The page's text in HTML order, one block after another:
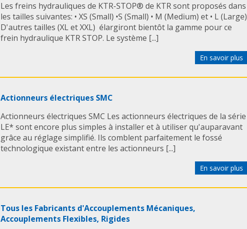
Les freins hydrauliques de KTR-STOP® de KTR sont proposés dans
les tailles suivantes: • XS (Small) •S (Small) • M (Medium) et • L (Large)
D'autres tailles (XL et XXL) élargiront bientôt la gamme pour ce
frein hydraulique KTR STOP. Le système [...]
En savoir plus
Actionneurs électriques SMC
Actionneurs électriques SMC Les actionneurs électriques de la série
LE* sont encore plus simples à installer et à utiliser qu'auparavant
grâce au réglage simplifié. Ils comblent parfaitement le fossé
technologique existant entre les actionneurs [...]
En savoir plus
Tous les Fabricants d'Accouplements Mécaniques,
Accouplements Flexibles, Rigides